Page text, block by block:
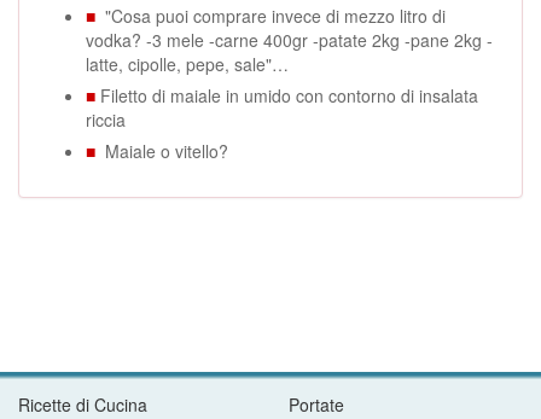
■ "Cosa puoi comprare invece di mezzo litro di
vodka? -3 mele -carne 400gr -patate 2kg -pane 2kg -
latte, cipolle, pepe, sale"…
■ Filetto di maiale in umido con contorno di insalata
riccia
■ Maiale o vitello?
Ricette di Cucina
Portate